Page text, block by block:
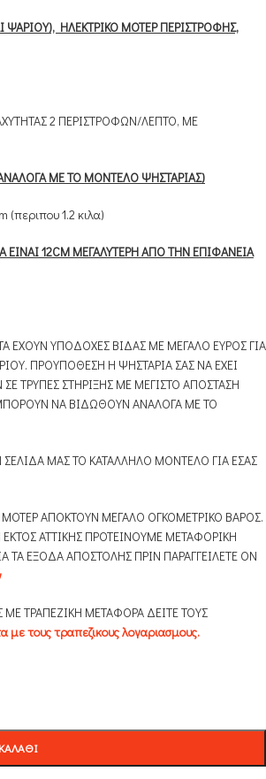
ΨΑΡΙΟΥ), ΗΛΕΚΤΡΙΚΟ ΜΟΤΕΡ ΠΕΡΙΣΤΡΟΦΗΣ,
2 ΠΕΡΙΣΤΡΟΦΩΝ/ΛΕΠΤΟ, ΜΕ
ΜΕ ΤΟ ΜΟΝΤΕΛΟ ΨΗΣΤΑΡΙΑΣ)
1.2 κιλα)
12CM ΜΕΓΑΛΥΤΕΡΗ ΑΠΟ ΤΗΝ ΕΠΙΦΑΝΕΙΑ
ΕΧΟΥΝ ΥΠΟΔΟΧΕΣ ΒΙΔΑΣ ME ΜΕΓΑΛΟ ΕΥΡΟΣ ΓΙΑ
ΠΡΟΥΠΟΘΕΣΗ Η ΨΗΣΤΑΡΙΑ ΣΑΣ ΝΑ ΕΧΕΙ
ΤΡΥΠΕΣ ΣΤΗΡΙΞΗΣ ΜΕ ΜΕΓΙΣΤΟ ΑΠΟΣΤΑΣΗ
ΜΠΟΡΟΥΝ ΝΑ ΒΙΔΩΘΟΥΝ ΑΝΑΛΟΓΑ ΜΕ ΤΟ
ΜΑΣ ΤΟ ΚΑΤΑΛΛΗΛΟ ΜΟΝΤΕΛΟ ΓΙΑ ΕΣΑΣ
ΑΠΟΚΤΟΥΝ ΜΕΓΑΛΟ ΟΓΚΟΜΕΤΡΙΚΟ ΒΑΡΟΣ.
ΑΤΤΙΚΗΣ ΠΡΟΤΕΙΝΟΥΜΕ ΜΕΤΑΦΟΡΙΚΗ
ΤΑ ΕΞΟΔΑ ΑΠΟΣΤΟΛΗΣ ΠΡΙΝ ΠΑΡΑΓΓΕΙΛΕΤΕ ON
ΤΡΑΠΕΖΙΚΗ ΜΕΤΑΦΟΡΑ ΔΕΙΤΕ ΤΟΥΣ
με τους τραπεζικους λογαριασμους.